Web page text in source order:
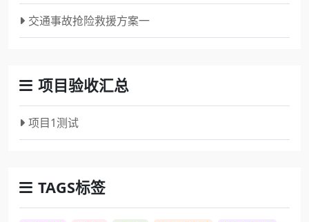
交通事故抢险救援方案一
项目验收汇总
项目1测试
TAGS标签